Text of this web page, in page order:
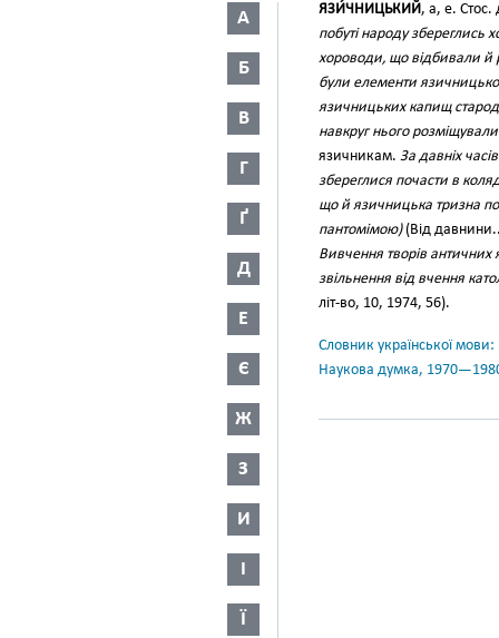
А
Б
В
Г
Ґ
Д
Е
Є
Ж
З
И
І
Ї
ЯЗИ́ЧНИЦЬКИЙ, а, е. Стос.
побуті народу
хороводи, що відбивали й
були елементи язичницької
язичницьких капищ
навкруг нього
язичникам. За давніх часів
збереглися почасти в
що й язичницька тризна
пантомімою)(Від
Вивчення творів античних
звільнення від вчення
літ-во, 10, 1974, 56).
Словник української
Наукова думка,